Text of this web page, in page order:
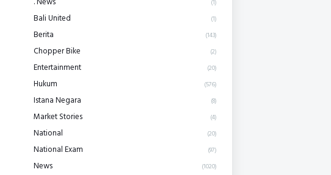
(1)
Bali United (1)
Berita (143)
Chopper Bike (2)
Entertainment (20)
Hukum (576)
Istana Negara (8)
Market Stories (4)
National (20)
National Exam (97)
News (1020)